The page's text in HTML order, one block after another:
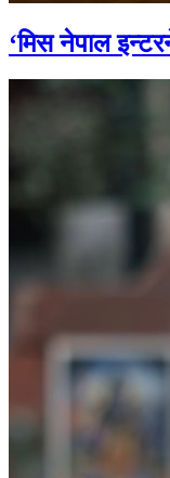
‘मिस नेपाल